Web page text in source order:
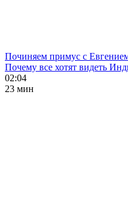
Починяем примус с
Почему все хотят видеть
02:04
23 мин